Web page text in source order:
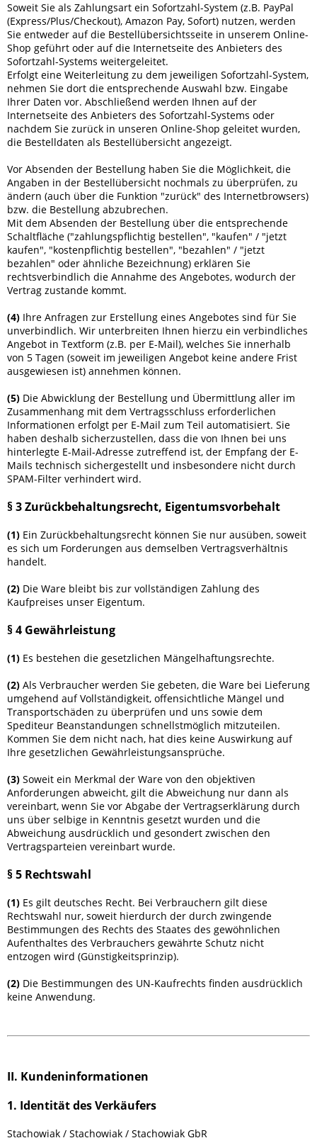
Soweit Sie als Zahlungsart ein Sofortzahl-System (z.B. PayPal
(Express/Plus/Checkout), Amazon Pay, Sofort) nutzen, werden
Sie entweder auf die Bestellübersichtsseite in unserem Online-
Shop geführt oder auf die Internetseite des Anbieters des
Sofortzahl-Systems weitergeleitet.
Erfolgt eine Weiterleitung zu dem jeweiligen Sofortzahl-System,
nehmen Sie dort die entsprechende Auswahl bzw. Eingabe
Ihrer Daten vor. Abschließend werden Ihnen auf der
Internetseite des Anbieters des Sofortzahl-Systems oder
nachdem Sie zurück in unseren Online-Shop geleitet wurden,
die Bestelldaten als Bestellübersicht angezeigt.
Vor Absenden der Bestellung haben Sie die Möglichkeit, die
Angaben in der Bestellübersicht nochmals zu überprüfen, zu
ändern (auch über die Funktion "zurück" des Internetbrowsers)
bzw. die Bestellung abzubrechen.
Mit dem Absenden der Bestellung über die entsprechende
Schaltfläche ("zahlungspflichtig bestellen", "kaufen" / "jetzt
kaufen", "kostenpflichtig bestellen", "bezahlen" / "jetzt
bezahlen" oder ähnliche Bezeichnung) erklären Sie
rechtsverbindlich die Annahme des Angebotes, wodurch der
Vertrag zustande kommt.
(4) Ihre Anfragen zur Erstellung eines Angebotes sind für Sie
unverbindlich. Wir unterbreiten Ihnen hierzu ein verbindliches
Angebot in Textform (z.B. per E-Mail), welches Sie innerhalb
von 5 Tagen (soweit im jeweiligen Angebot keine andere Frist
ausgewiesen ist) annehmen können.
(5) Die Abwicklung der Bestellung und Übermittlung aller im
Zusammenhang mit dem Vertragsschluss erforderlichen
Informationen erfolgt per E-Mail zum Teil automatisiert. Sie
haben deshalb sicherzustellen, dass die von Ihnen bei uns
hinterlegte E-Mail-Adresse zutreffend ist, der Empfang der E-
Mails technisch sichergestellt und insbesondere nicht durch
SPAM-Filter verhindert wird.
§ 3 Zurückbehaltungsrecht, Eigentumsvorbehalt
(1) Ein Zurückbehaltungsrecht können Sie nur ausüben, soweit
es sich um Forderungen aus demselben Vertragsverhältnis
handelt.
(2) Die Ware bleibt bis zur vollständigen Zahlung des
Kaufpreises unser Eigentum.
§ 4 Gewährleistung
(1) Es bestehen die gesetzlichen Mängelhaftungsrechte.
(2) Als Verbraucher werden Sie gebeten, die Ware bei Lieferung
umgehend auf Vollständigkeit, offensichtliche Mängel und
Transportschäden zu überprüfen und uns sowie dem
Spediteur Beanstandungen schnellstmöglich mitzuteilen.
Kommen Sie dem nicht nach, hat dies keine Auswirkung auf
Ihre gesetzlichen Gewährleistungsansprüche.
(3) Soweit ein Merkmal der Ware von den objektiven
Anforderungen abweicht, gilt die Abweichung nur dann als
vereinbart, wenn Sie vor Abgabe der Vertragserklärung durch
uns über selbige in Kenntnis gesetzt wurden und die
Abweichung ausdrücklich und gesondert zwischen den
Vertragsparteien vereinbart wurde.
§ 5 Rechtswahl
(1) Es gilt deutsches Recht. Bei Verbrauchern gilt diese
Rechtswahl nur, soweit hierdurch der durch zwingende
Bestimmungen des Rechts des Staates des gewöhnlichen
Aufenthaltes des Verbrauchers gewährte Schutz nicht
entzogen wird (Günstigkeitsprinzip).
(2) Die Bestimmungen des UN-Kaufrechts finden ausdrücklich
keine Anwendung.
II. Kundeninformationen
1. Identität des Verkäufers
Stachowiak / Stachowiak / Stachowiak GbR